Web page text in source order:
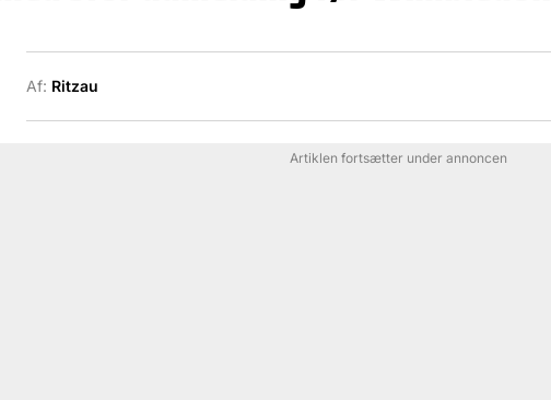
Af: Ritzau
Artiklen fortsætter under annoncen